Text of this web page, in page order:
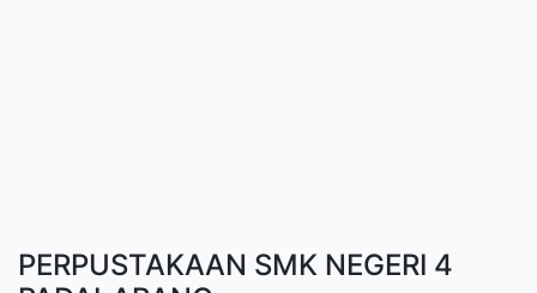
PERPUSTAKAAN SMK NEGERI 4